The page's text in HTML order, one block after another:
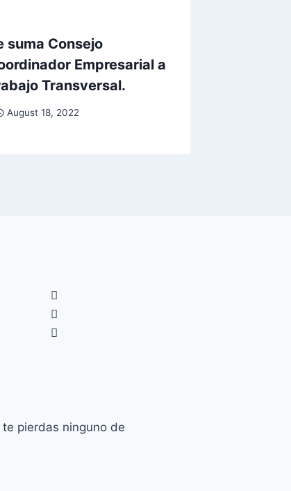
suma Consejo
Empresarial a
Transversal.
August 18, 2022
pierdas ninguno de